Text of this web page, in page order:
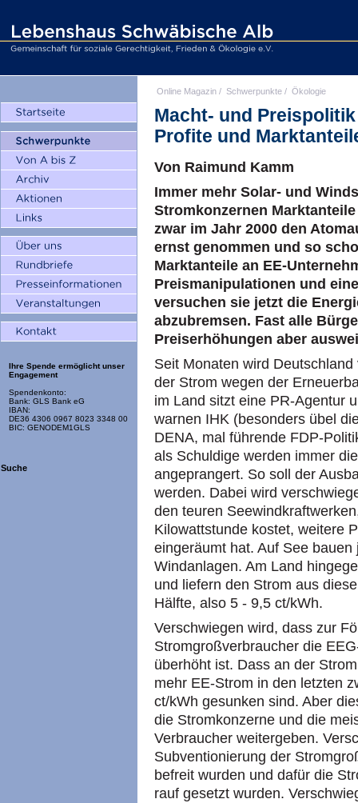
Ihre Spende ermöglicht unser
Engagement
Spendenkonto:
Bank: GLS Bank eG
IBAN:
DE36 4306 0967 8023 3348 00
BIC: GENODEM1GLS
Suche
Online Magazin / Schwerpunkte / Ökologie
Macht- und
Profite und
Von Raimund Kamm
Immer mehr Solar- und
Stromkonzernen
zwar im Jahr 2000 den
ernst genommen und so
Marktanteile an EE-
Preismanipulationen und
versuchen sie jetzt die
abzubremsen. Fast alle
Preiserhöhungen aber
Seit Monaten wird
der Strom wegen der
im Land sitzt eine PR-Agentur
warnen IHK (besonders übel
DENA, mal führende FDP-
als Schuldige werden immer
angeprangert. So soll der
werden. Dabei wird
den teuren
Kilowattstunde kostet, weitere
eingeräumt hat. Auf See
Windanlagen. Am Land
und liefern den Strom aus
Hälfte, also 5 - 9,5 ct/kWh.
Verschwiegen wird, dass zur
Stromgroßverbraucher die
überhöht ist. Dass an der
mehr EE-Strom in den letzten
ct/kWh gesunken sind. Aber
die Stromkonzerne und die
Verbraucher weitergeben.
Subventionierung der
befreit wurden und dafür die
rauf gesetzt wurden.